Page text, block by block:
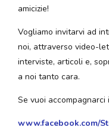
amicizie!
Vogliamo invitarvi ad
noi, attraverso video-
interviste, articoli e,
a noi tanto cara.
Se vuoi
www.facebook.com/